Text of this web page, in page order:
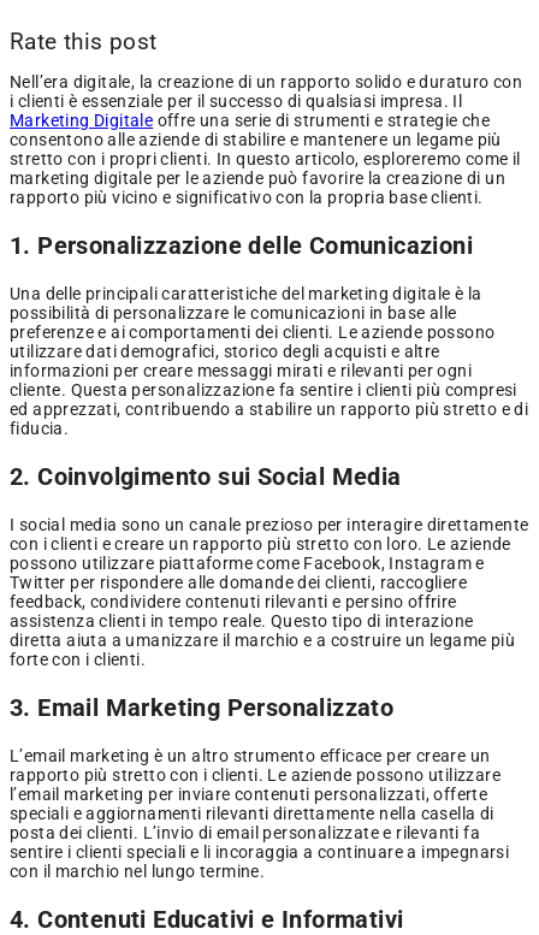
Rate this post
Nell’era digitale, la creazione di un rapporto solido e duraturo con
i clienti è essenziale per il successo di qualsiasi impresa. Il
Marketing Digitale offre una serie di strumenti e strategie che
consentono alle aziende di stabilire e mantenere un legame più
stretto con i propri clienti. In questo articolo, esploreremo come il
marketing digitale per le aziende può favorire la creazione di un
rapporto più vicino e significativo con la propria base clienti.
1. Personalizzazione delle Comunicazioni
Una delle principali caratteristiche del marketing digitale è la
possibilità di personalizzare le comunicazioni in base alle
preferenze e ai comportamenti dei clienti. Le aziende possono
utilizzare dati demografici, storico degli acquisti e altre
informazioni per creare messaggi mirati e rilevanti per ogni
cliente. Questa personalizzazione fa sentire i clienti più compresi
ed apprezzati, contribuendo a stabilire un rapporto più stretto e di
fiducia.
2. Coinvolgimento sui Social Media
I social media sono un canale prezioso per interagire direttamente
con i clienti e creare un rapporto più stretto con loro. Le aziende
possono utilizzare piattaforme come Facebook, Instagram e
Twitter per rispondere alle domande dei clienti, raccogliere
feedback, condividere contenuti rilevanti e persino offrire
assistenza clienti in tempo reale. Questo tipo di interazione
diretta aiuta a umanizzare il marchio e a costruire un legame più
forte con i clienti.
3. Email Marketing Personalizzato
L’email marketing è un altro strumento efficace per creare un
rapporto più stretto con i clienti. Le aziende possono utilizzare
l’email marketing per inviare contenuti personalizzati, offerte
speciali e aggiornamenti rilevanti direttamente nella casella di
posta dei clienti. L’invio di email personalizzate e rilevanti fa
sentire i clienti speciali e li incoraggia a continuare a impegnarsi
con il marchio nel lungo termine.
4. Contenuti Educativi e Informativi